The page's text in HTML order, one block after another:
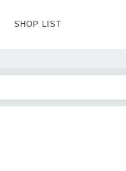
BOTTOMSSKIRT
SHOP LIST